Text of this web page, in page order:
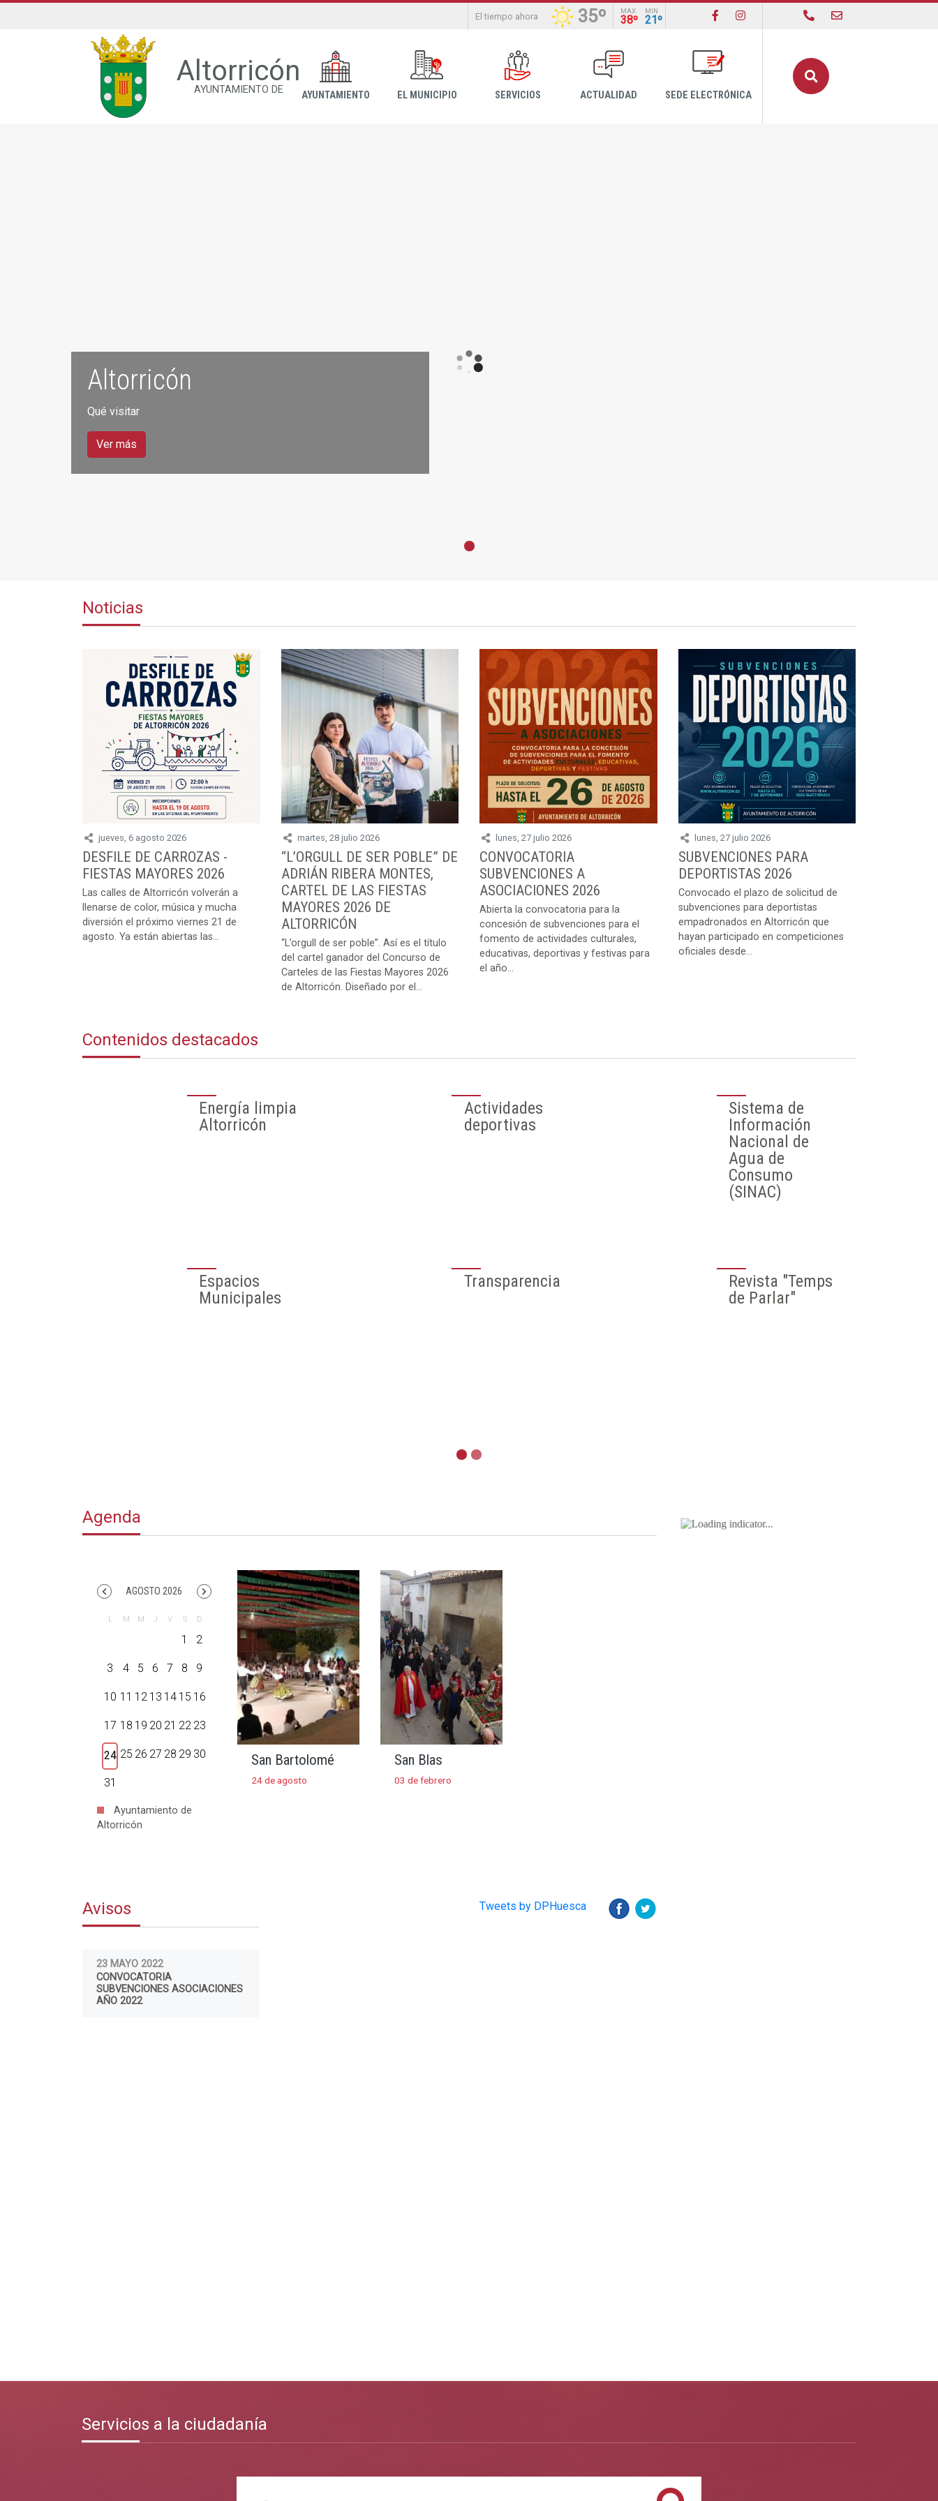
El tiempo ahora 35º MAX
38º
MIN
21º
Altorricón
AYUNTAMIENTO DE AYUNTAMIENTO EL MUNICIPIO SERVICIOS ACTUALIDAD SEDE ELECTRÓNICA
Altorricón
Qué visitar
Ver más
Noticias
jueves, 6 agosto 2026
DESFILE DE CARROZAS -
FIESTAS MAYORES 2026
Las calles de Altorricón volverán a
llenarse de color, música y mucha
diversión el próximo viernes 21 de
agosto. Ya están abiertas las...
martes, 28 julio 2026
“L’ORGULL DE SER POBLE” DE
ADRIÁN RIBERA MONTES,
CARTEL DE LAS FIESTAS
MAYORES 2026 DE
ALTORRICÓN
“L’orgull de ser poble”. Así es el título
del cartel ganador del Concurso de
Carteles de las Fiestas Mayores 2026
de Altorricón. Diseñado por el...
lunes, 27 julio 2026
CONVOCATORIA
SUBVENCIONES A
ASOCIACIONES 2026
Abierta la convocatoria para la
concesión de subvenciones para el
fomento de actividades culturales,
educativas, deportivas y festivas para
el año...
lunes, 27 julio 2026
SUBVENCIONES PARA
DEPORTISTAS 2026
Convocado el plazo de solicitud de
subvenciones para deportistas
empadronados en Altorricón que
hayan participado en competiciones
oficiales desde...
Contenidos destacados
Directorio de
Interés
Perfil del
Contratante
Agenda
AGOSTO 2026
1 2
3 4 5 6 7 8 9
10 11 12 13 14 15 16
17 18 19 20 21 22 23
24 25 26 27 28 29 30
31
Ayuntamiento de
Altorricón
San Bartolomé San Blas
Avisos
23 MAYO 2022
CONVOCATORIA
SUBVENCIONES ASOCIACIONES
AÑO 2022
Tweets by DPHuesca
Servicios a la ciudadanía
Buscar